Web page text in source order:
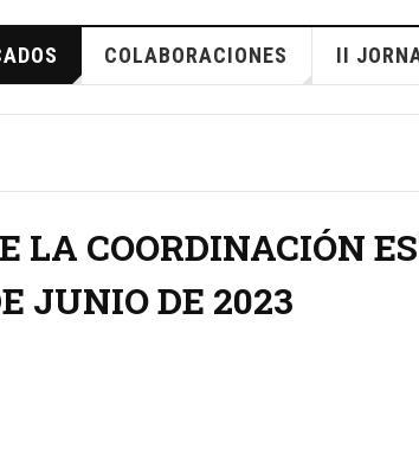
COLABORACIONES II
LA COORDINACIÓN
JUNIO DE 2023